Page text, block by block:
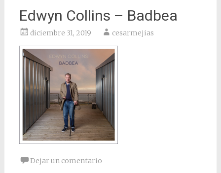
Edwyn Collins – Badbea
diciembre 31, 2019 cesarmejias
Dejar un comentario